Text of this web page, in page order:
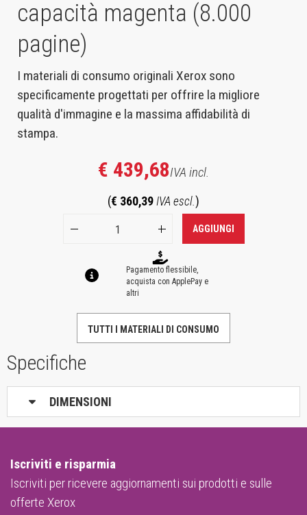
capacità magenta (8.000
pagine)
I materiali di consumo originali Xerox sono
specificamente progettati per offrire la migliore
qualità d'immagine e la massima affidabilità di
stampa.
€ 439,68IVA incl.
(€ 360,39 IVA escl.)
AGGIUNGI
Pagamento flessibile,
acquista con ApplePay e
altri
TUTTI I MATERIALI DI CONSUMO
Specifiche
DIMENSIONI
Iscriviti e risparmia
Iscriviti per ricevere aggiornamenti sui prodotti e sulle
offerte Xerox